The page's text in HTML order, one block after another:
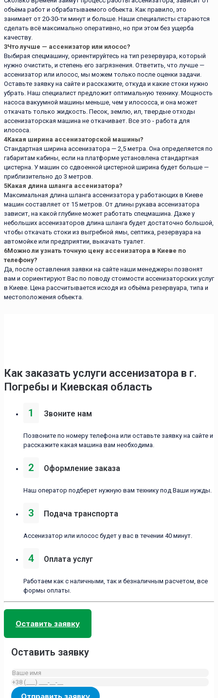
объёма работ и обрабатываемого объекта. Как правило, это
занимает от 20-30-ти минут и больше. Наши специалисты стараются
сделать всё максимально оперативно, но при этом без ущерба
качеству.
3Что лучше — ассенизатор или илосос?
Выбирая спецмашину, ориентируйтесь на тип резервуара, который
нужно очистить, и степень его загрязнения. Ответить, что лучше —
ассенизатор или илосос, мы можем только после оценки задачи.
Оставьте заявку на сайте и расскажите, откуда и какие стоки нужно
убрать. Наш специалист предложит оптимальную технику. Мощность
насоса вакуумной машины меньше, чем у илососса, и она может
откачать только жидкость. Песок, землю, ил, твердые отходы
ассенизаторская машина не откачивает. Все это - работа для
илососа.
4Какая ширина ассенизаторской машины?
Стандартная ширина ассенизатора — 2,5 метра. Она определяется по
габаритам кабины, если на платформе установлена стандартная
цистерна. У машин со сдвоенной цистерной ширина будет больше —
приблизительно до 3 метров.
5Какая длина шланга ассенизатора?
Максимальная длина шланга ассенизатора у работающих в Киеве
машин составляет от 15 метров. От длины рукава ассенизатора
зависит, на какой глубине может работать спецмашина. Даже у
небольших ассенизаторов длина шланга будет достаточно большой,
чтобы откачать стоки из выгребной ямы, септика, резервуара на
автомойке или предприятии, выкачать туалет.
6Можно ли узнать точную цену ассенизатора в Киеве по
телефону?
Да, после оставления заявки на сайте наши менеджеры позвонят
вам и сориентируют Вас по поводу стоимости ассенизаторских услуг
в Киеве. Цена рассчитывается исходя из объёма резервуара, типа и
местоположения объекта.
Как заказать услуги ассенизаторa в г.
Погребы и Киевская область
1 Звоните нам
Позвоните по номеру телефона или оставьте заявку на сайте и
расскажите какая машина вам необходима.
2 Оформление заказа
Наш оператор подберет нужную вам технику под Ваши нужды.
3 Подача транспорта
Ассенизатор или илосос будет у вас в течении 40 минут.
4 Оплата услуг
Работаем как с наличными, так и безналичным расчетом, все
формы оплаты.
Оставить заявку
Оставить заявку